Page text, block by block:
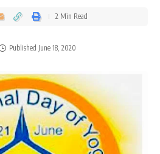
Published June 18, 2020
2 Min Read